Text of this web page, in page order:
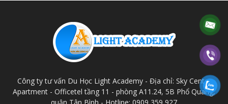
Công ty tư vấn Du Học Light Academy - Địa chỉ: Sky Center
Apartment - Officetel tầng 11 - phòng A11.24, 5B Phổ Quang,